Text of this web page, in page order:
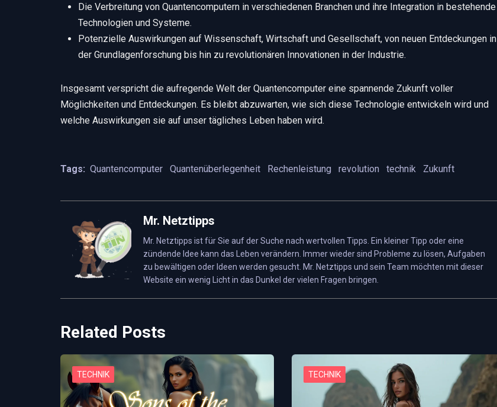
Die Verbreitung von Quantencomputern in verschiedenen Branchen und ihre Integration in bestehende
Technologien und Systeme.
Potenzielle Auswirkungen auf Wissenschaft, Wirtschaft und Gesellschaft, von neuen Entdeckungen in
der Grundlagenforschung bis hin zu revolutionären Innovationen in der Industrie.
Insgesamt verspricht die aufregende Welt der Quantencomputer eine spannende Zukunft voller
Möglichkeiten und Entdeckungen. Es bleibt abzuwarten, wie sich diese Technologie entwickeln wird und
welche Auswirkungen sie auf unser tägliches Leben haben wird.
Tags: Quantencomputer Quantenüberlegenheit Rechenleistung revolution technik Zukunft
Mr. Netztipps
Mr. Netztipps ist für Sie auf der Suche nach wertvollen Tipps. Ein kleiner Tipp oder eine
zündende Idee kann das Leben verändern. Immer wieder sind Probleme zu lösen, Aufgaben
zu bewältigen oder Ideen werden gesucht. Mr. Netztipps und sein Team möchten mit dieser
Website ein wenig Licht in das Dunkel der vielen Fragen bringen.
Related Posts
TECHNIK TECHNIK